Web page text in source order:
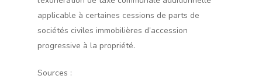
applicable à certaines cessions de parts de
sociétés civiles immobilières d’accession
progressive à la propriété.
Sources :